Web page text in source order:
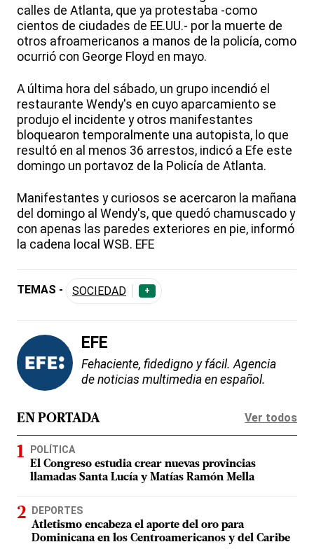
calles de Atlanta, que ya protestaba -como
cientos de ciudades de EE.UU.- por la muerte de
otros afroamericanos a manos de la policía, como
ocurrió con George Floyd en mayo.
A última hora del sábado, un grupo incendió el
restaurante Wendy's en cuyo aparcamiento se
produjo el incidente y otros manifestantes
bloquearon temporalmente una autopista, lo que
resultó en al menos 36 arrestos, indicó a Efe este
domingo un portavoz de la Policía de Atlanta.
Manifestantes y curiosos se acercaron la mañana
del domingo al Wendy's, que quedó chamuscado y
con apenas las paredes exteriores en pie, informó
la cadena local WSB. EFE
TEMAS - SOCIEDAD +
EFE
Fehaciente, fidedigno y fácil. Agencia
de noticias multimedia en español.
EN PORTADA Ver todos
POLÍTICA
El Congreso estudia crear nuevas provincias
llamadas Santa Lucía y Matías Ramón Mella
DEPORTES
Atletismo encabeza el aporte del oro para
Dominicana en los Centroamericanos y del Caribe